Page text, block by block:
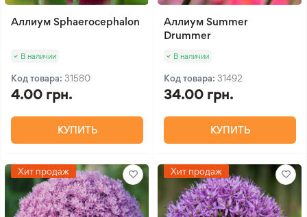
Аллиум Sphaerocephalon
В наличии
Код товара: 31580
4.00 грн.
КУПИТЬ
Аллиум Summer
Drummer
В наличии
Код товара: 31492
34.00 грн.
КУПИТЬ
Хит продаж Хит продаж